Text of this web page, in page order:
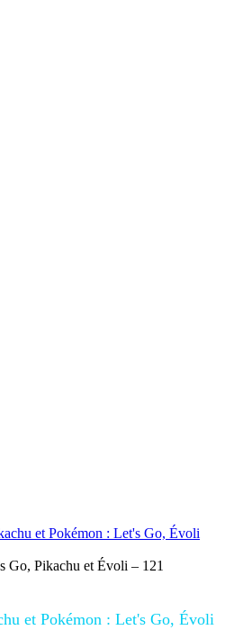
et Pokémon : Let's Go, Évoli
Go, Pikachu et Évoli – 121
et Pokémon : Let's Go, Évoli